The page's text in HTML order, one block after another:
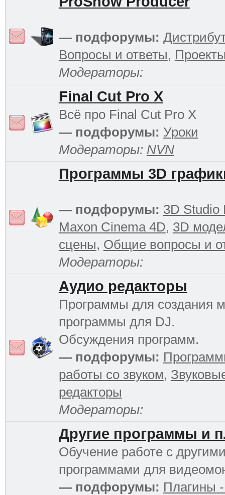
— подфорумы:
Вопросы и ответы,
Модераторы:
Final Cut Pro X
Всё про Final Cut Pro X
— подфорумы: Уроки
Модераторы: NVN
Программы 3D
— подфорумы: 3D Studio
Maxon Cinema 4D, 3D
сцены, Общие вопросы и
Модераторы:
Аудио редакторы
Программы для создания
программы для DJ.
Обсуждения программ.
— подфорумы:
работы со звуком,
редакторы
Модераторы:
Другие программы и
Обучение работе с
программами для
— подфорумы: Плагины